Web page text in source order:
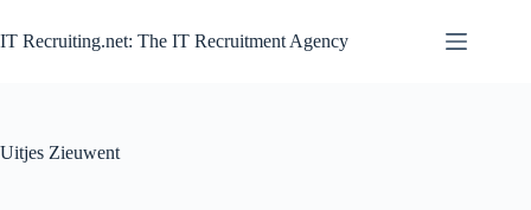
Inhalt
springen
IT Recruiting.net: The IT Recruitment Agency
Uitjes Zieuwent